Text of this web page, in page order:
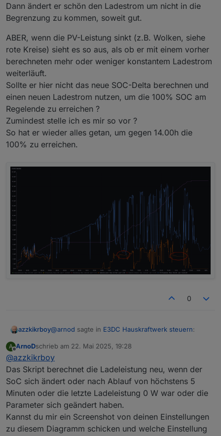
Dann ändert er schön den Ladestrom um nicht in die
Begrenzung zu kommen, soweit gut.
ABER, wenn die PV-Leistung sinkt (z.B. Wolken, siehe
rote Kreise) sieht es so aus, als ob er mit einem vorher
berechneten mehr oder weniger konstantem Ladestrom
weiterläuft.
Sollte er hier nicht das neue SOC-Delta berechnen und
einen neuen Ladestrom nutzen, um die 100% SOC am
Regelende zu erreichen ?
Zumindest stelle ich es mir so vor ?
So hat er wieder alles getan, um gegen 14.00h die
100% zu erreichen.
0
azzkikrboy@arnod sagte in E3DC Hauskraftwerk steuern:
steuern:
@arnod sagte inE3DC Hauskraftwerk
steuern
@azzkikrboy
OK, das habe ich mir auch so vorgestellt und
geändert (Resultat siehe unten im Bild).
Aber dann habe ich trotzdem noch eine Frage:
Alles klar, bis zum Start Regelbeginn (jetzt 11 Uhr).
Dann ändert er schön den Ladestrom um nicht in
die Begrenzung zu kommen, soweit gut.
ABER, wenn die PV-Leistung sinkt (z.B. Wolken,
siehe rote Kreise) sieht es so aus, als ob er mit
einem vorher berechneten mehr oder weniger
A
Offline
ArnoDschrieb am 22. Mai 2025, 19:28
zuletzt editiert von
@azzkikrboy
Das Skript berechnet die Ladeleistung neu, wenn der
SoC sich ändert oder nach Ablauf von höchstens 5
Minuten oder die letzte Ladeleistung 0 W war oder die
Parameter sich geändert haben.
Kannst du mir ein Screenshot von deinen Einstellungen
zu diesem Diagramm schicken und welche Einstellung